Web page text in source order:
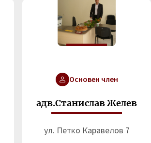
Основен член
адв.Станислав Желев
ул. Петко Каравелов 7